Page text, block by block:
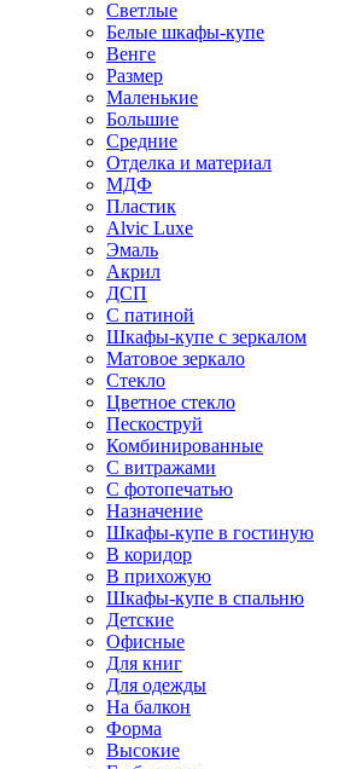
Светлые
Белые шкафы-купе
Венге
Размер
Маленькие
Большие
Средние
Отделка и материал
МДФ
Пластик
Alvic Luxe
Эмаль
Акрил
ДСП
С патиной
Шкафы-купе с зеркалом
Матовое зеркало
Стекло
Цветное стекло
Пескоструй
Комбинированные
С витражами
С фотопечатью
Назначение
Шкафы-купе в гостиную
В коридор
В прихожую
Шкафы-купе в спальню
Детские
Офисные
Для книг
Для одежды
На балкон
Форма
Высокие